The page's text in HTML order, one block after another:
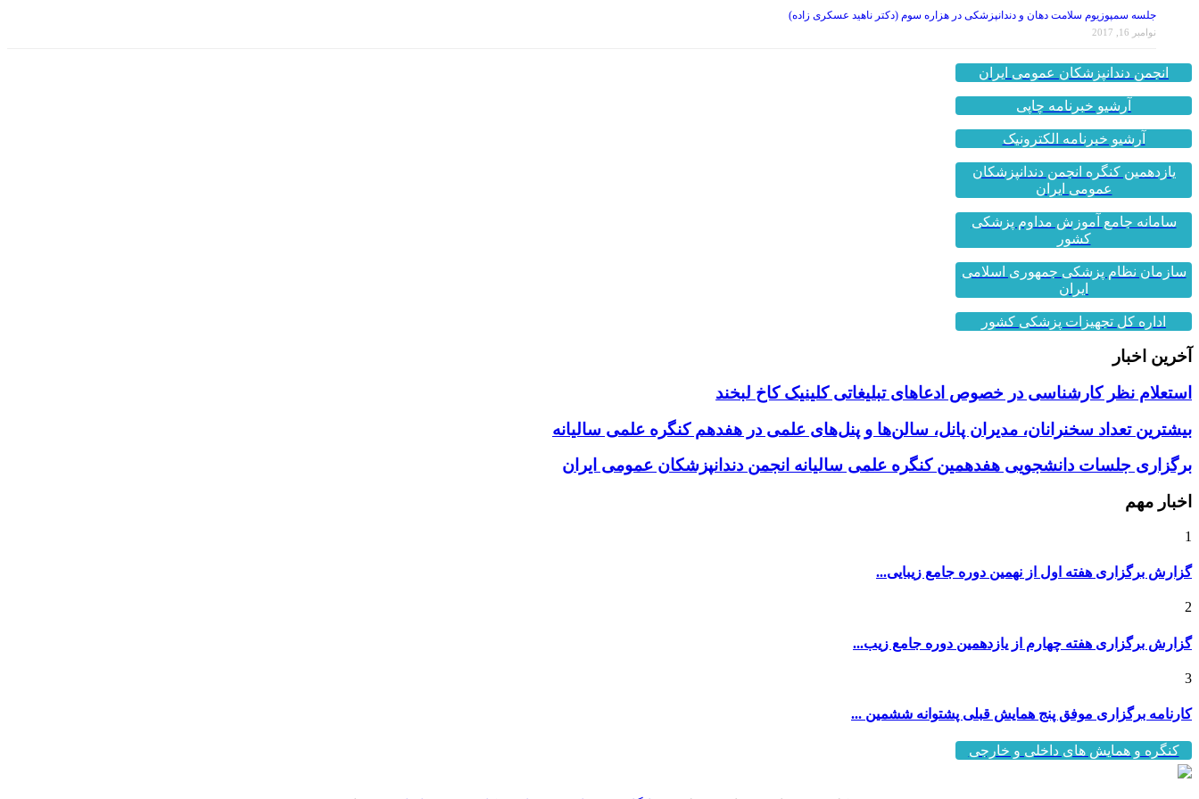
جلسه سمپوزیوم سلامت دهان و دندانپزشکی در هزاره سوم (دکتر ناهید عسکری زاده)
نوامبر 16, 2017
انجمن دندانپزشکان عمومی ایران
آرشیو خبرنامه چاپی
آرشیو خبرنامه الکترونیک
یازدهمین کنگره انجمن دندانپزشکان
عمومی ایران
سامانه جامع آموزش مداوم پزشکی
کشور
سازمان نظام پزشکی جمهوری اسلامی
ایران
اداره کل تجهیزات پزشکی کشور
آخرین اخبار
استعلام نظر کارشناسی در خصوص ادعاهای تبلیغاتی کلینیک کاخ لبخند
بیشترین تعداد سخنرانان، مدیران پانل، سالن‌ها و پنل‌های علمی در هفدهم کنگره علمی سالیانه
برگزاری جلسات دانشجویی هفدهمین کنگره علمی سالیانه انجمن دندانپزشکان عمومی ایران
اخبار مهم
1
گزارش برگزاری هفته اول از نهمین دوره جامع زیبایی...
2
گزارش برگزاری هفته چهارم از یازدهمین دوره جامع زیب...
3
کارنامه برگزاری موفق پنج همایش قبلی پشتوانه ششمین ...
کنگره و همایش های داخلی و خارجی